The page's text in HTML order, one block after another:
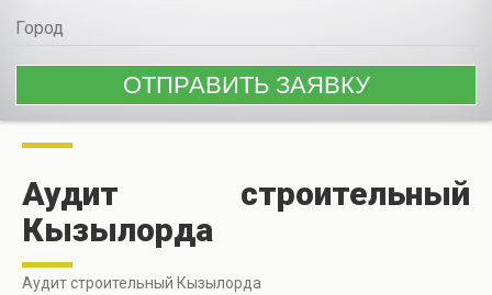
Аудит строительный
Кызылорда
Аудит строительный Кызылорда